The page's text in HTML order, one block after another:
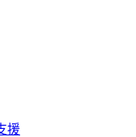
援